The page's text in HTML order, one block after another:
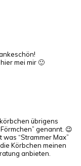
mei mir 🙂
übrigens
genannt. 😉
“Strammer Max”
Körbchen meinen
anbieten.